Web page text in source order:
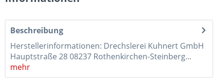
Beschreibung
Herstellerinformationen: Drechslerei Kuhnert GmbH
Hauptstraße 28 08237 Rothenkirchen-Steinberg...
mehr